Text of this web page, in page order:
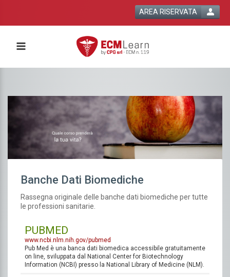
AREA RISERVATA
Banche Dati Biomediche
Rassegna originale delle banche dati biomediche per tutte
le professioni sanitarie.
PUBMED
www.ncbi.nlm.nih.gov/pubmed
Pub Med è una banca dati biomedica accessibile gratuitamente
on line, sviluppata dal National Center for Biotechnology
Information (NCBI) presso la National Library of Medicine (NLM).